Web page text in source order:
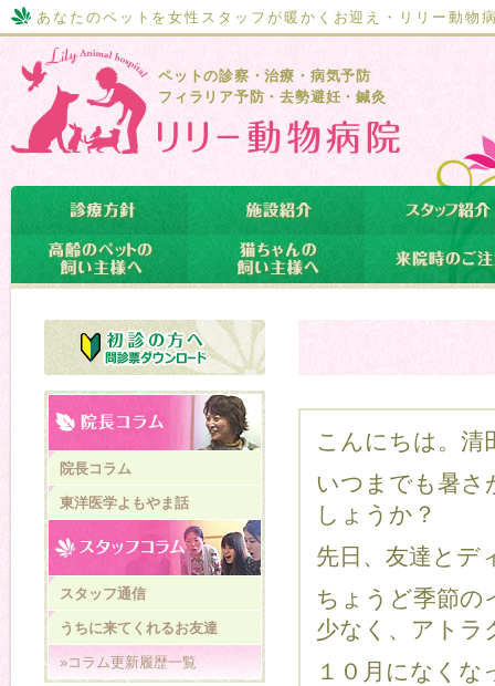
あなたのペットを女性スタッフが暖かくお迎え・リリー動物
ペットの診察・治療・病気予防
フィラリア予防・去勢避妊・鍼灸
こんにちは。清
いつまでも暑さ
しょうか？
先日、友達とデ
ちょうど季節の
少なく、アト
１０月になく
院長コラム
東洋医学よもやま話
スタッフ通信
うちに来てくれるお友達
»コラム更新履歴一覧